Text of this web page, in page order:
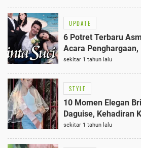
UPDATE
6 Potret Terbaru
Acara
Tetap Elegan
sekitar 1 tahun lalu
STYLE
10 Momen Elegan
Daguise, Kehadiran
Menambah
sekitar 1 tahun lalu